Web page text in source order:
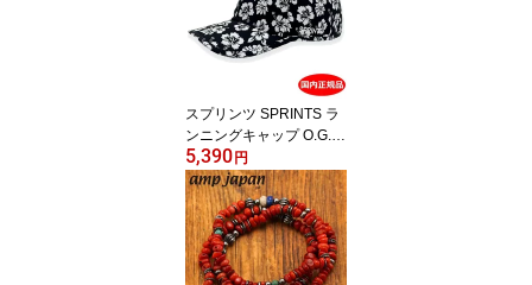
23 N-NOIR
スプリンツ SPRINTS ラ
ンニングキャップ O.G.H
ats オージーハット Flex
on the Beach Hat フリー
サイズ メンズ レディー
ス ユニセックス 帽子 ハ
イビスカス/花柄 810169
745441【国内正規品】
5,390 円